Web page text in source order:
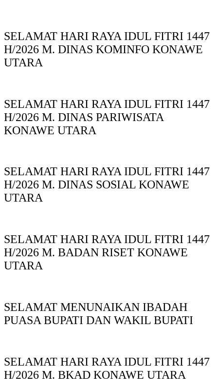
SELAMAT HARI RAYA IDUL FITRI 1447
H/2026 M. DINAS KOMINFO KONAWE
UTARA
SELAMAT HARI RAYA IDUL FITRI 1447
H/2026 M. DINAS PARIWISATA
KONAWE UTARA
SELAMAT HARI RAYA IDUL FITRI 1447
H/2026 M. DINAS SOSIAL KONAWE
UTARA
SELAMAT HARI RAYA IDUL FITRI 1447
H/2026 M. BADAN RISET KONAWE
UTARA
SELAMAT MENUNAIKAN IBADAH
PUASA BUPATI DAN WAKIL BUPATI
SELAMAT HARI RAYA IDUL FITRI 1447
H/2026 M. BKAD KONAWE UTARA